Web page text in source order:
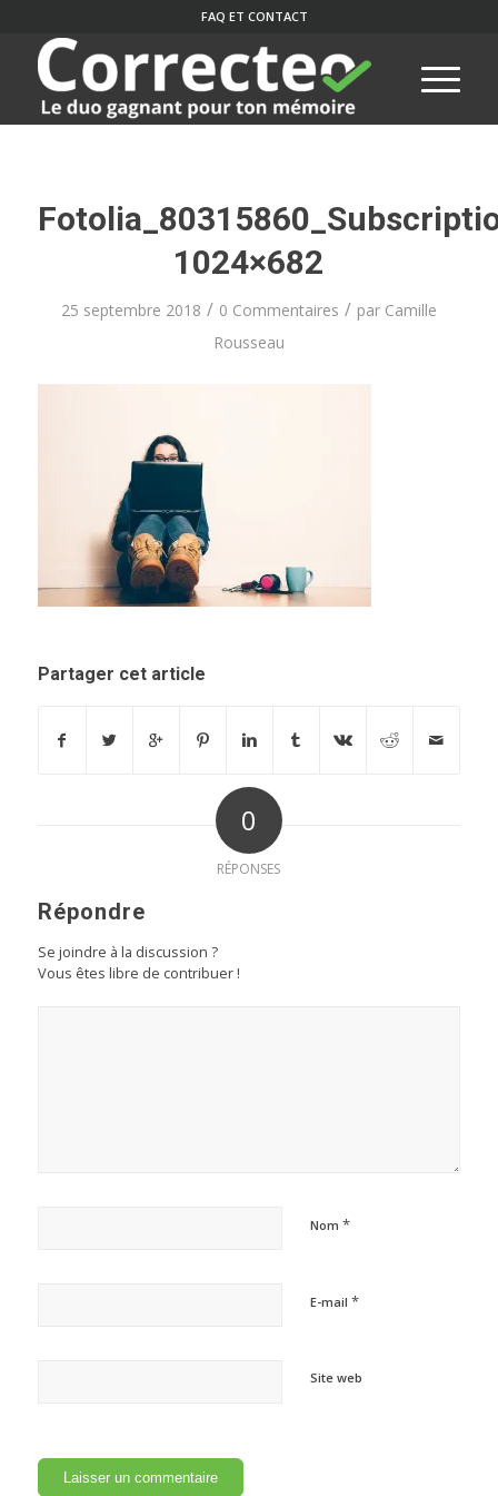
FAQ ET CONTACT
1024×682
25 septembre 2018 / 0 Commentaires / par Camille
Rousseau
Partager cet article
0
RÉPONSES
Répondre
Se joindre à la discussion ?
Vous êtes libre de contribuer !
Nom *
E-mail *
Site web